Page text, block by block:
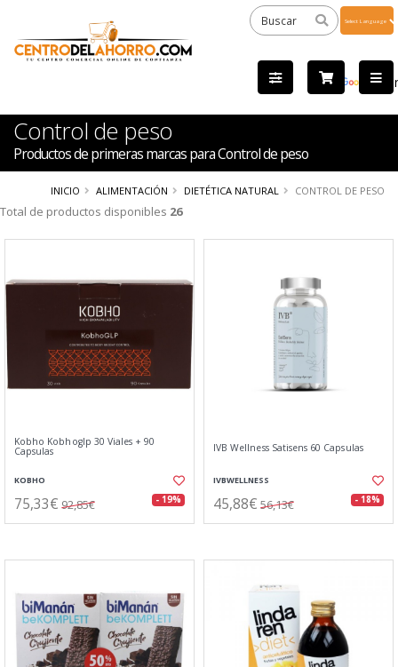
by
Control de peso
Productos de primeras marcas para Control de peso
INICIO ALIMENTACIÓN DIETÉTICA NATURAL CONTROL DE PESO
Total de productos disponibles 26
Kobho Kobhoglp 30 Viales + 90
Capsulas
KOBHO
75,33€ 92,85€ - 19%
IVB Wellness Satisens 60 Capsulas
IVBWELLNESS
45,88€ 56,13€ - 18%